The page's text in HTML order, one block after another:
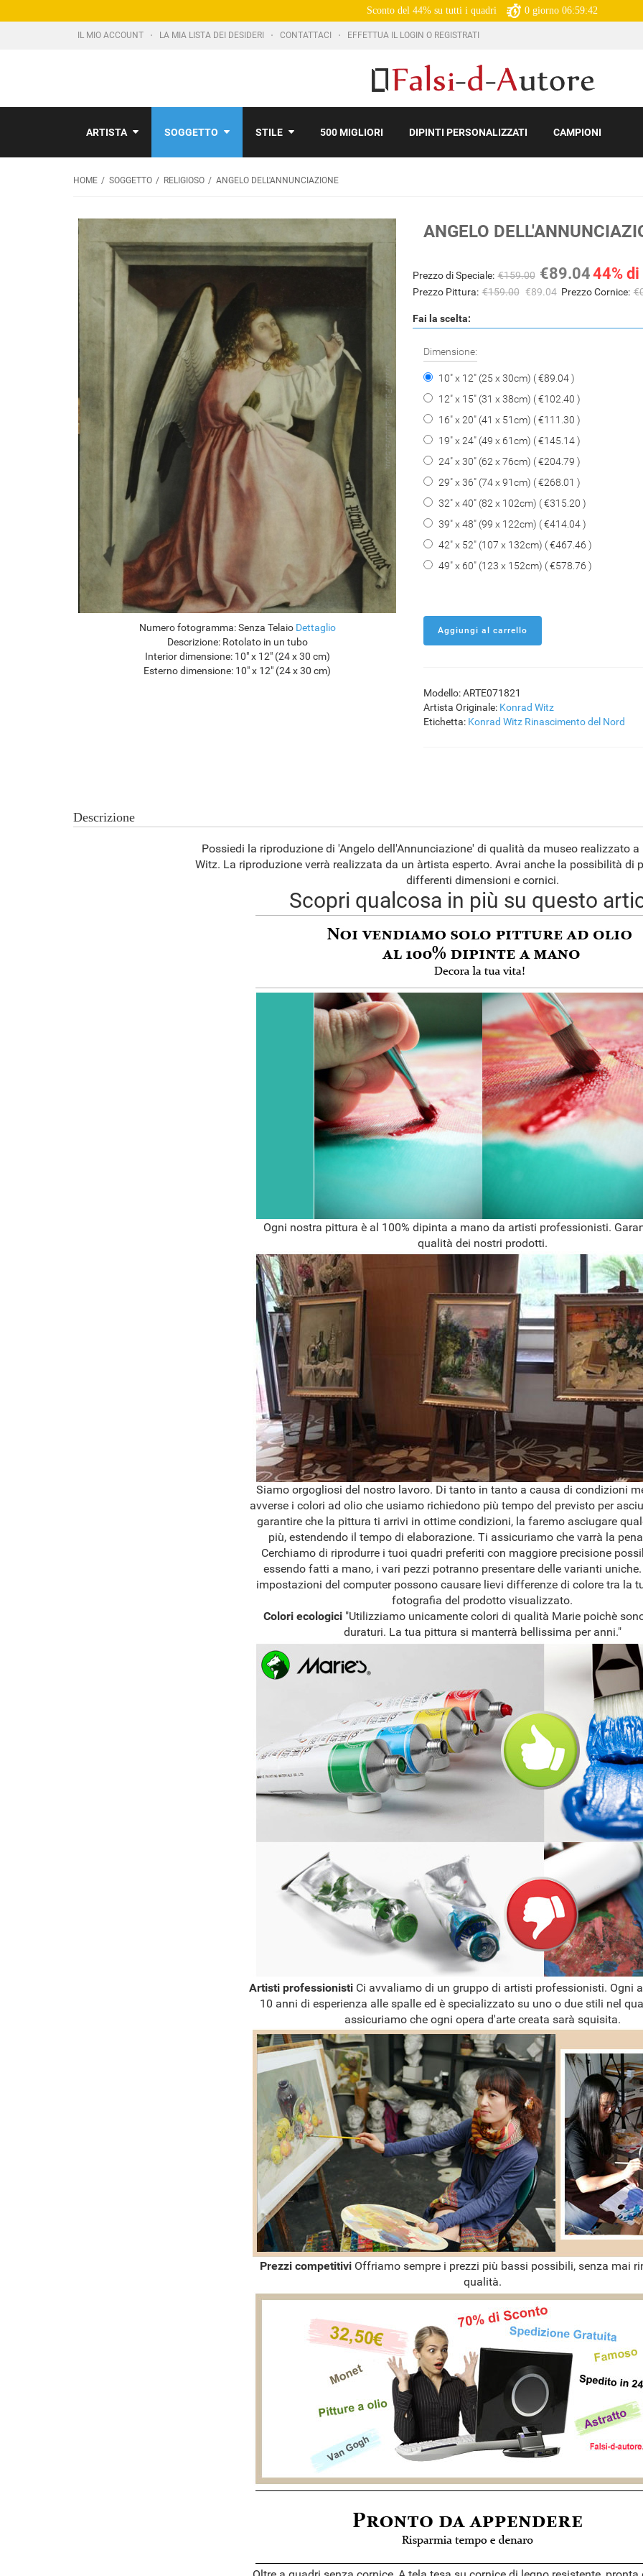
Sconto del 44% su tutti i quadri 0 giorno 06:59:41
IL MIO ACCOUNT LA MIA LISTA DEI DESIDERI CONTATTACI EFFETTUA IL LOGIN O REGISTRATI
ARTISTA SOGGETTO STILE 500 MIGLIORI DIPINTI PERSONALIZZATI CAMPIONI
HOME SOGGETTO RELIGIOSO ANGELO DELL'ANNUNCIAZIONE
Numero fotogramma: Senza Telaio Dettaglio
Descrizione: Rotolato in un tubo
Interior dimensione: 10" x 12" (24 x 30 cm)
Esterno dimensione: 10" x 12" (24 x 30 cm)
ANGELO
Prezzo di Speciale: €159.00 €89.0444%
Prezzo Pittura: €159.00 €89.04 Prezzo Cornice:
Fai la scelta:
Dimensione:
10" x 12" (25 x 30cm) ( €89.04 )
12" x 15" (31 x 38cm) ( €102.40 )
16" x 20" (41 x 51cm) ( €111.30 )
19" x 24" (49 x 61cm) ( €145.14 )
24" x 30" (62 x 76cm) ( €204.79 )
29" x 36" (74 x 91cm) ( €268.01 )
32" x 40" (82 x 102cm) ( €315.20 )
39" x 48" (99 x 122cm) ( €414.04 )
42" x 52" (107 x 132cm) ( €467.46 )
49" x 60" (123 x 152cm) ( €578.76 )
Modello: ARTE071821
Artista Originale: Konrad Witz
Etichetta: Konrad Witz Rinascimento del Nord
Descrizione
Possiedi la riproduzione di 'Angelo dell'Annunciazione' di qualità da museo realizzato
Witz. La riproduzione verrà realizzata da un àrtista esperto. Avrai anche la possibilità di
differenti dimensioni e cornici.
Scopri qualcosa in più su questo
Ogni nostra pittura è al 100% dipinta a mano da artisti professionisti.
qualità dei nostri prodotti.
Siamo orgogliosi del nostro lavoro. Di tanto in tanto a causa di condizioni
avverse i colori ad olio che usiamo richiedono più tempo del previsto per
garantire che la pittura ti arrivi in ottime condizioni, la faremo asciugare
più, estendendo il tempo di elaborazione. Ti assicuriamo che varrà la
Cerchiamo di riprodurre i tuoi quadri preferiti con maggiore precisione
essendo fatti a mano, i vari pezzi potranno presentare delle varianti
impostazioni del computer possono causare lievi differenze di colore tra la
fotografia del prodotto visualizzato.
Colori ecologici "Utilizziamo unicamente colori di qualità Marie poichè
duraturi. La tua pittura si manterrà bellissima per anni."
Artisti professionisti Ci avvaliamo di un gruppo di artisti professionisti. Ogni
10 anni di esperienza alle spalle ed è specializzato su uno o due stili nel
assicuriamo che ogni opera d'arte creata sarà squisita.
Prezzi competitivi Offriamo sempre i prezzi più bassi possibili, senza mai
qualità.